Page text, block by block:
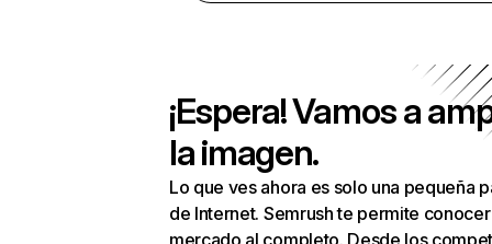
¡Espera! Vamos a
la imagen.
Lo que ves ahora es solo una pequeña
de Internet. Semrush te permite
mercado al completo. Desde los